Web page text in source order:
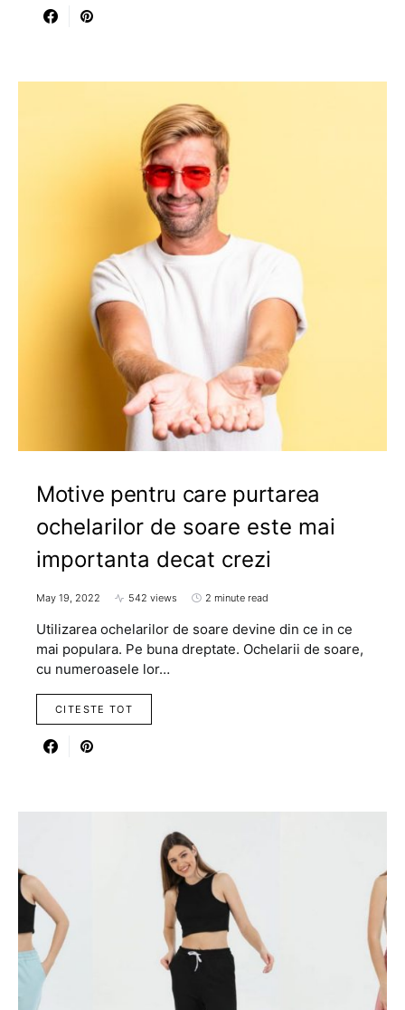
Motive pentru care purtarea
ochelarilor de soare este mai
importanta decat crezi
May 19, 2022 542 views 2 minute read
Utilizarea ochelarilor de soare devine din ce in ce
mai populara. Pe buna dreptate. Ochelarii de soare,
cu numeroasele lor…
CITESTE TOT